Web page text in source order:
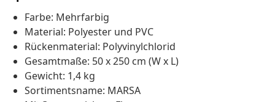
Farbe: Mehrfarbig
Material: Polyester und PVC
Rückenmaterial: Polyvinylchlorid
Gesamtmaße: 50 x 250 cm (W x L)
Gewicht: 1,4 kg
Sortimentsname: MARSA